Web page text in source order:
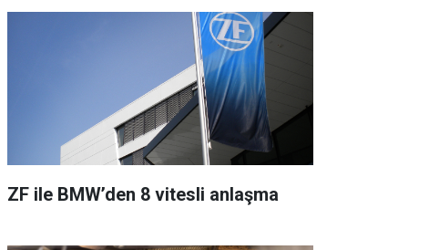
ZF ile BMW’den 8 vitesli anlaşma